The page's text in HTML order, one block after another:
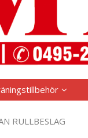
Skapa nytt konto
RULLBESLAG